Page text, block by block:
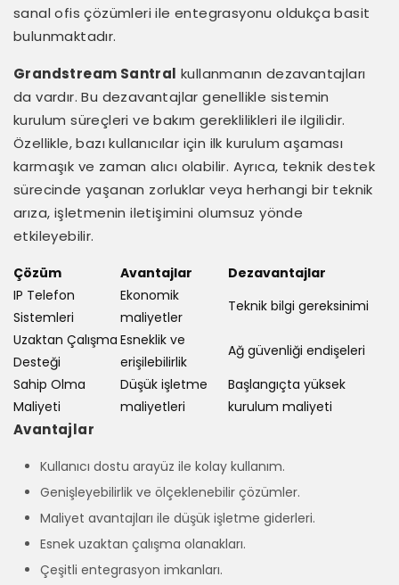
sanal ofis çözümleri ile entegrasyonu oldukça basit
bulunmaktadır.
Grandstream Santral kullanmanın dezavantajları
da vardır. Bu dezavantajlar genellikle sistemin
kurulum süreçleri ve bakım gereklilikleri ile ilgilidir.
Özellikle, bazı kullanıcılar için ilk kurulum aşaması
karmaşık ve zaman alıcı olabilir. Ayrıca, teknik destek
sürecinde yaşanan zorluklar veya herhangi bir teknik
arıza, işletmenin iletişimini olumsuz yönde
etkileyebilir.
Çözüm Avantajlar
Dezavantajlar
IP Telefon
Sistemleri
Ekonomik
maliyetler
Teknik bilgi gereksinimi
Uzaktan Çalışma
Desteği
Esneklik ve
erişilebilirlik
Ağ güvenliği endişeleri
Sahip Olma
Maliyeti
Düşük işletme
maliyetleri
Başlangıçta yüksek
kurulum maliyeti
Avantajlar
Kullanıcı dostu arayüz ile kolay kullanım.
Genişleyebilirlik ve ölçeklenebilir çözümler.
Maliyet avantajları ile düşük işletme giderleri.
Esnek uzaktan çalışma olanakları.
Çeşitli entegrasyon imkanları.